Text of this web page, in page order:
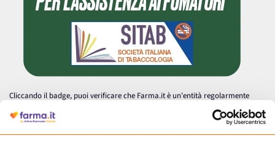
Cliccando il badge, puoi verificare che Farma.it è un'entità regolarmente
autorizzata dal Ministero della Salute a effettuare la vendita online di
medicinali.